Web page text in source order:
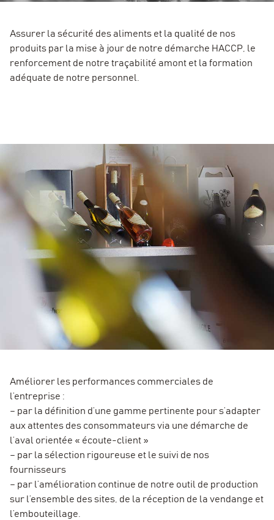
Assurer la sécurité des aliments et la qualité de nos
produits par la mise à jour de notre démarche HACCP, le
renforcement de notre traçabilité amont et la formation
adéquate de notre personnel.
Améliorer les performances commerciales de
l’entreprise :
– par la définition d’une gamme pertinente pour s’adapter
aux attentes des consommateurs via une démarche de
l’aval orientée « écoute-client »
– par la sélection rigoureuse et le suivi de nos
fournisseurs
– par l’amélioration continue de notre outil de production
sur l’ensemble des sites, de la réception de la vendange et
l’embouteillage.